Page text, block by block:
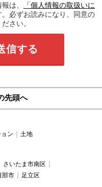
は、
「個人情報の取扱いに
必ずお読みになり、同意の
さい。
信する
先頭へ
ン 土地
さいたま市南区
部市 足立区